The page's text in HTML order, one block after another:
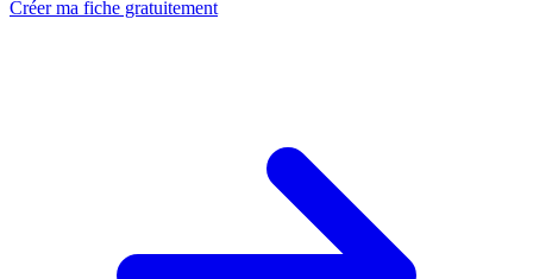
Créer ma fiche gratuitement